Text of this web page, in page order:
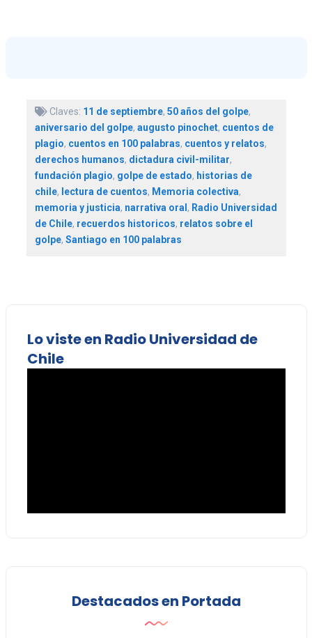
Claves: 11 de septiembre, 50 años del golpe,
aniversario del golpe, augusto pinochet, cuentos de
plagio, cuentos en 100 palabras, cuentos y relatos,
derechos humanos, dictadura civil-militar,
fundación plagio, golpe de estado, historias de
chile, lectura de cuentos, Memoria colectiva,
memoria y justicia, narrativa oral, Radio Universidad
de Chile, recuerdos historicos, relatos sobre el
golpe, Santiago en 100 palabras
Lo viste en Radio Universidad de
Chile
Destacados en Portada